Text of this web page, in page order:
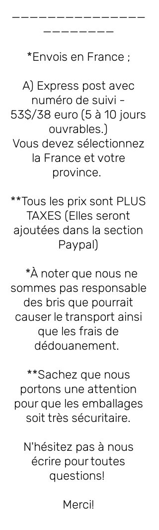
_______________
________
*Envois en France ;
A) Express post avec
numéro de suivi -
53$/38 euro (5 à 10 jours
ouvrables.)
Vous devez sélectionnez
la France et votre
province.
**Tous les prix sont PLUS
TAXES (Elles seront
ajoutées dans la section
Paypal)
*À noter que nous ne
sommes pas responsable
des bris que pourrait
causer le transport ainsi
que les frais de
dédouanement.
**Sachez que nous
portons une attention
pour que les emballages
soit très sécuritaire.
N'hésitez pas à nous
écrire pour toutes
questions!
Merci!